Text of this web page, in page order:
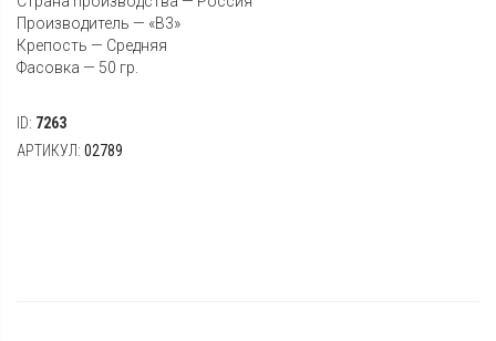
Производитель — «B3»
Крепость — Средняя
Фасовка — 50 гр.
ID: 7263
АРТИКУЛ: 02789